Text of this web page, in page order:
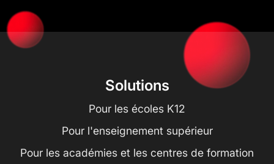
Solutions
Pour les écoles K12
Pour l'enseignement supérieur
Pour les académies et les centres de formation